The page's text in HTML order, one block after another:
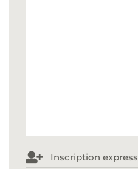
Inscription express